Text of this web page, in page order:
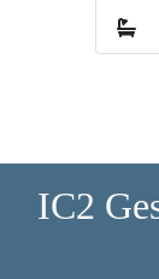
IC2